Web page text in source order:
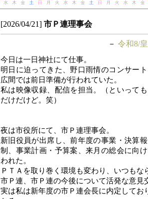
[2026/04/21] 市Ｐ連理事会
－ 令和8/
今日は一日神社にて仕事。
明日に迫ってきた、野口雨情のコンサー
広間では前日準備が行われていた。
私は映像収録、配信を担当。（といって
だけだけど。笑）
夜は市役所にて、市Ｐ連理事会。
新旧役員が出席し、前年度の事業・決算
制、事業計画・予算案、来月の総会に向
われた。
ＰＴＡを取り巻く環境も変わり、いつも
市Ｐ連、市Ｐ連の今後について活発な意
実は私は新年度の市Ｐ連会長に内定して